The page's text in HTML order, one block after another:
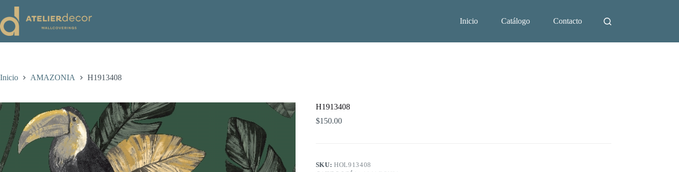
contenido
Inicio Catálogo Contacto
Inicio AMAZONIA H1913408
H1913408
$150.00
SKU:HOL913408